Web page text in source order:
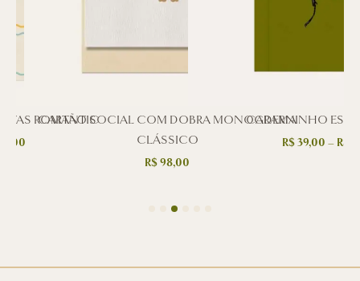
ROMANTIC
CARTÃO SOCIAL COM DOBRA MONOGRAMA
CLÁSSICO
R$98,00
CADERNINHO
R$39,00 – R$